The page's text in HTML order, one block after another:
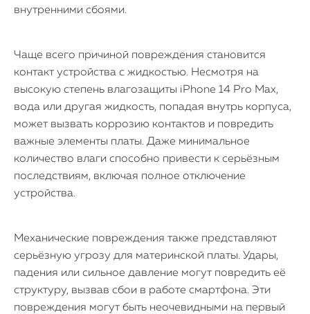
внутренними сбоями.
Чаще всего причиной повреждения становится
контакт устройства с жидкостью. Несмотря на
высокую степень влагозащиты iPhone 14 Pro Max,
вода или другая жидкость, попадая внутрь корпуса,
может вызвать коррозию контактов и повредить
важные элементы платы. Даже минимальное
количество влаги способно привести к серьёзным
последствиям, включая полное отключение
устройства.
Механические повреждения также представляют
серьёзную угрозу для материнской платы. Удары,
падения или сильное давление могут повредить её
структуру, вызвав сбои в работе смартфона. Эти
повреждения могут быть неочевидными на первый